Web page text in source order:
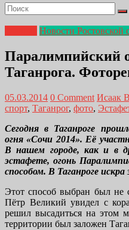
Новости Ростовской
Паралимпийский
Таганрога.
05.03.2014 0 Comment Исаак
спорт, Таганрог, фото,
Сегодня в Таганроге
огня «Сочи 2014». Её
В нашем городе, как и в
эстафете, огонь
способом. В Таганроге
Этот способ выбран был не
Пётр Великий увидел с
решил высадиться на этом
территории был заложен